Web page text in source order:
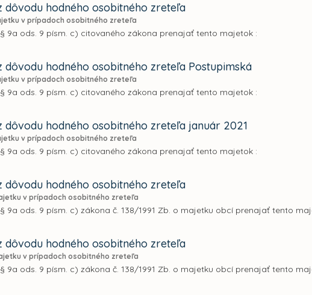
hodného osobitného zreteľa
v prípadoch osobitného zreteľa
9a ods. 9 písm. c) citovaného zákona prenajať tento majetok :
hodného osobitného zreteľa Postupimská
v prípadoch osobitného zreteľa
9a ods. 9 písm. c) citovaného zákona prenajať tento majetok :
hodného osobitného zreteľa január 2021
v prípadoch osobitného zreteľa
9a ods. 9 písm. c) citovaného zákona prenajať tento majetok :
hodného osobitného zreteľa
v prípadoch osobitného zreteľa
9a ods. 9 písm. c) zákona č. 138/1991 Zb. o majetku obcí prenajať tento
hodného osobitného zreteľa
v prípadoch osobitného zreteľa
9a ods. 9 písm. c) zákona č. 138/1991 Zb. o majetku obcí prenajať tento